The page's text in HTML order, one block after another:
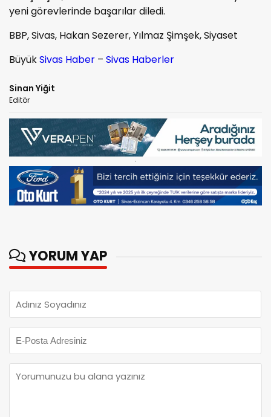
yeni görevlerinde başarılar diledi.
BBP, Sivas, Hakan Sezerer, Yılmaz Şimşek, Siyaset
BüyükSivas Haber – Sivas Haberler
Sinan Yiğit
Editör
YORUM YAP